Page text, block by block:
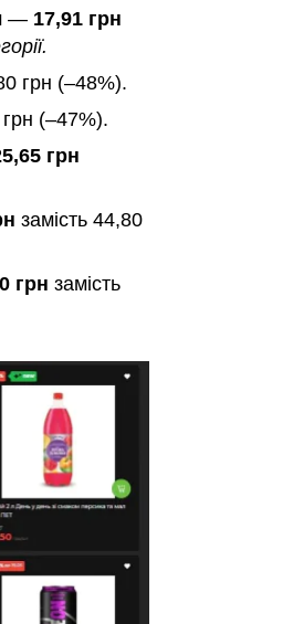
— 17,91 грн
грн (–48%).
(–47%).
грн
замість 44,80
грн замість